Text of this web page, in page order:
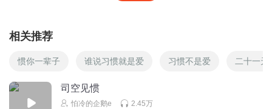
相关推荐
惯你一辈子 谁说习惯就是爱 习惯不是爱 二十一天
司空见惯
怕冷的企鹅e 2.45万